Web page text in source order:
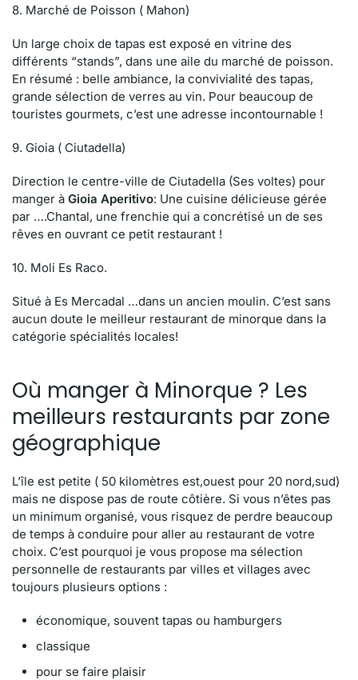
8. Marché de Poisson ( Mahon)
Un large choix de tapas est exposé en vitrine des
différents “stands”, dans une aile du marché de poisson.
En résumé : belle ambiance, la convivialité des tapas,
grande sélection de verres au vin. Pour beaucoup de
touristes gourmets, c’est une adresse incontournable !
9. Gioia ( Ciutadella)
Direction le centre-ville de Ciutadella (Ses voltes) pour
manger à Gioia Aperitivo: Une cuisine délicieuse gérée
par ….Chantal, une frenchie qui a concrétisé un de ses
rêves en ouvrant ce petit restaurant !
10. Moli Es Raco.
Situé à Es Mercadal …dans un ancien moulin. C’est sans
aucun doute le meilleur restaurant de minorque dans la
catégorie spécialités locales!
Où manger à Minorque ? Les
meilleurs restaurants par zone
géographique
L’île est petite ( 50 kilomètres est,ouest pour 20 nord,sud)
mais ne dispose pas de route côtière. Si vous n’êtes pas
un minimum organisé, vous risquez de perdre beaucoup
de temps à conduire pour aller au restaurant de votre
choix. C’est pourquoi je vous propose ma sélection
personnelle de restaurants par villes et villages avec
toujours plusieurs options :
économique, souvent tapas ou hamburgers
classique
pour se faire plaisir